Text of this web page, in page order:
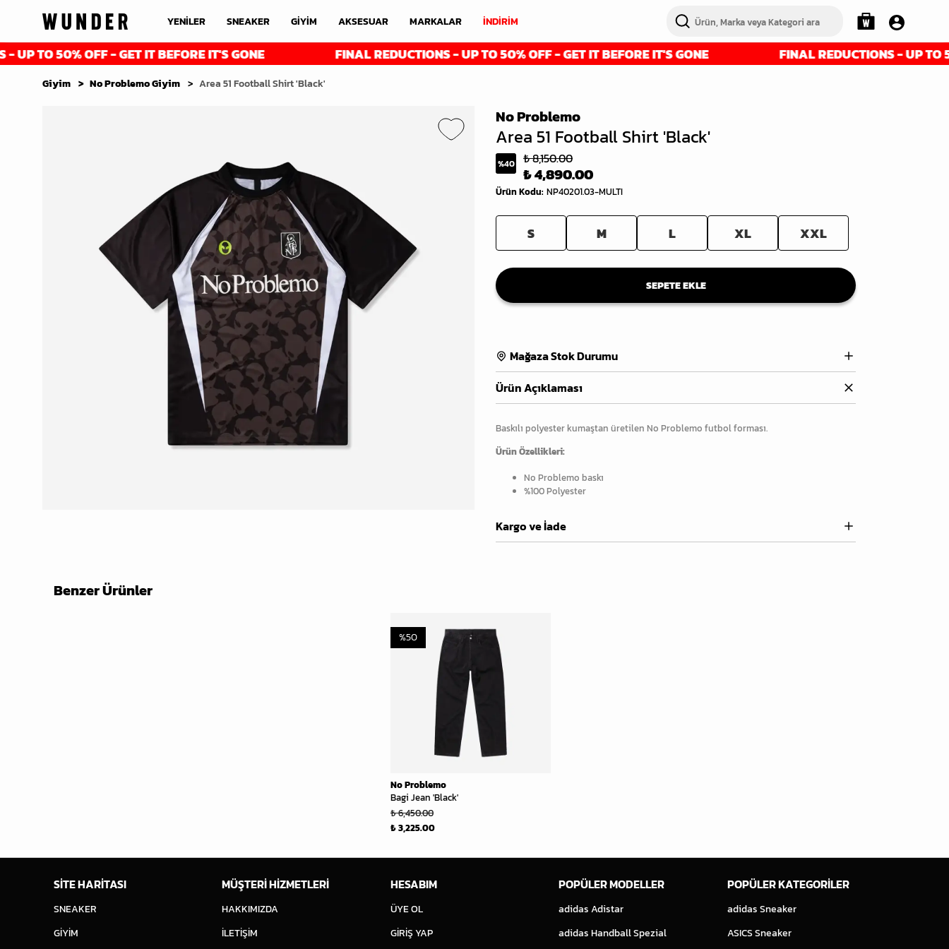
YENİLER SNEAKER GİYİM AKSESUAR MARKALAR İNDİRİM
50% OFF - GET IT BEFORE IT'S GONE FINAL REDUCTIONS - UP TO 50% OFF - GET IT BEFORE IT'S GONE FINAL REDUCTIONS - UP TO
Giyim No Problemo Giyim Area 51 Football Shirt 'Black'
No Problemo
Area 51 Football Shirt 'Black'
%40 ₺ 8,150.00
₺ 4,890.00
Ürün Kodu: NP40201.03-MULTI
S M L XL XXL
SEPETE EKLE
Mağaza Stok Durumu
Ürün Açıklaması
Baskılı polyester kumaştan üretilen No Problemo futbol forması.
Ürün Özellikleri:
No Problemo baskı
%100 Polyester
Kargo ve İade
Benzer Ürünler
No Problemo
Bagi Jean 'Black'
%50
₺ 6,450.00
₺ 3,225.00
SİTE HARİTASI
SNEAKER
GİYİM
MÜŞTERİ HİZMETLERİ
HAKKIMIZDA
İLETİŞİM
HESABIM
ÜYE OL
GİRİŞ YAP
POPÜLER MODELLER
adidas Adistar
adidas Handball Spezial
POPÜLER KATEGORİLER
adidas Sneaker
ASICS Sneaker